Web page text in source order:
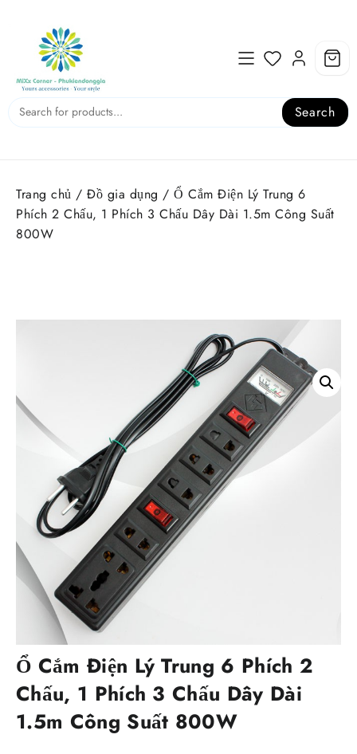
content
Search
Trang chủ / Đồ gia dụng / Ổ Cắm Điện Lý Trung 6
Phích 2 Chấu, 1 Phích 3 Chấu Dây Dài 1.5m Công Suất
800W
Ổ Cắm Điện Lý Trung 6 Phích 2
Chấu, 1 Phích 3 Chấu Dây Dài
1.5m Công Suất 800W